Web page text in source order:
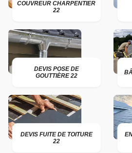
COUVREUR CHARPENTIER
22
DEVIS POSE DE
GOUTTIÈRE 22
DEVIS FUITE DE TOITURE
22